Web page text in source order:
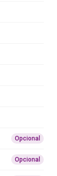
Opcional
Opcional